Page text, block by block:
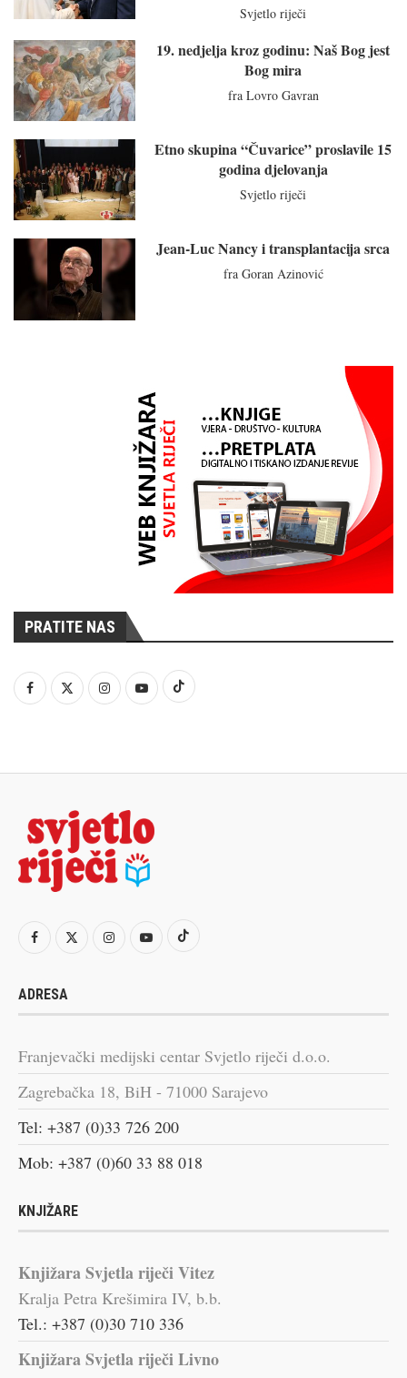
Svjetlo riječi
19. nedjelja kroz godinu: Naš Bog jest
Bog mira
fra Lovro Gavran
Etno skupina “Čuvarice” proslavile 15
godina djelovanja
Svjetlo riječi
Jean-Luc Nancy i transplantacija srca
fra Goran Azinović
PRATITE NAS
ADRESA
Franjevački medijski centar Svjetlo riječi d.o.o.
Zagrebačka 18, BiH - 71000 Sarajevo
Tel: +387 (0)33 726 200
Mob: +387 (0)60 33 88 018
KNJIŽARE
Knjižara Svjetla riječi Vitez
Kralja Petra Krešimira IV, b.b.
Tel.: +387 (0)30 710 336
Knjižara Svjetla riječi Livno